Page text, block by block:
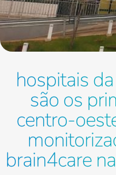
hospitais
são os
centro-
brain4care